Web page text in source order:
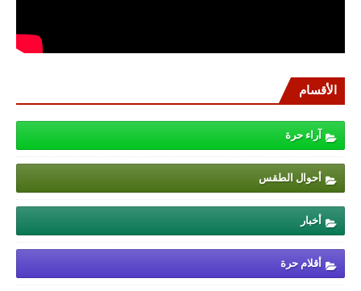
الأقسام
آراء حرة
أحوال الطقس
أخبار
أقلام حرة